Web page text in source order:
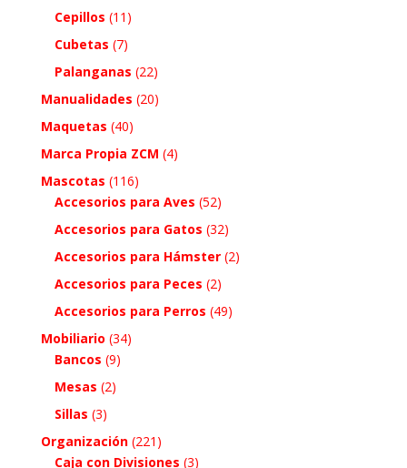
Cepillos (11)
Cubetas (7)
Palanganas (22)
Manualidades (20)
Maquetas (40)
Marca Propia ZCM (4)
Mascotas (116)
Accesorios para Aves (52)
Accesorios para Gatos (32)
Accesorios para Hámster (2)
Accesorios para Peces (2)
Accesorios para Perros (49)
Mobiliario (34)
Bancos (9)
Mesas (2)
Sillas (3)
Organización (221)
Caja con Divisiones (3)